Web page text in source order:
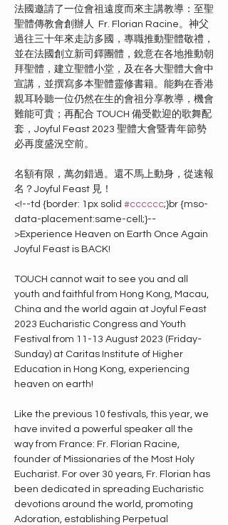
法國邀請了一位會祖遠度而來主講教導：至聖
聖體傳教會創辦人  Fr. Florian Racine。神父
過往三十年來走訪多國，專職推動聖體敬禮，
並在法國創立新司鐸團體，銳意在各地推動朝
拜聖體，建立聖體小堂，及在各大聖體大會中
宣講，並撰寫多本聖體靈修書籍。能夠在香港
親耳聆聽一位仍然在生的會祖分享教導，機會
難能可貴；再配合 TOUCH 備受歡迎的歌舞配
套，Joyful Feast 2023 聖體大會暨青年節勢
必再度盛況空前。
名額有限，萬勿錯過。還不馬上動身，從速報
名？Joyful Feast 見！
<!--td {border: 1px solid #cccccc;}br {mso-
data-placement:same-cell;}--
>Experience Heaven on Earth Once Again
Joyful Feast is BACK!
TOUCH cannot wait to see you and all
youth and faithful from Hong Kong, Macau,
China and the world again at Joyful Feast
2023 Eucharistic Congress and Youth
Festival from 11-13 August 2023 (Friday-
Sunday) at Caritas Institute of Higher
Education in Hong Kong, experiencing
heaven on earth!
Like the previous 10 festivals, this year, we
have invited a powerful speaker all the
way from France: Fr. Florian Racine,
founder of Missionaries of the Most Holy
Eucharist. For over 30 years, Fr. Florian has
been dedicated in spreading Eucharistic
devotions around the world, promoting
Adoration, establishing Perpetual